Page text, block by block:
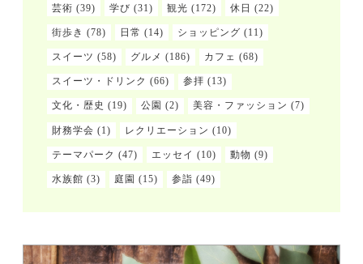
芸術 (39) 学び (31) 観光 (172) 休日 (22)
街歩き (78) 日常 (14) ショッピング (11)
スイーツ (58) グルメ (186) カフェ (68)
スイーツ・ドリンク (66) 参拝 (13)
文化・歴史 (19) 公園 (2) 美容・ファッション (7)
財務学会 (1) レクリエーション (10)
テーマパーク (47) エッセイ (10) 動物 (9)
水族館 (3) 庭園 (15) 参詣 (49)